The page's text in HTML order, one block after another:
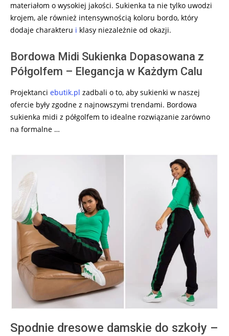
materiałom o wysokiej jakości. Sukienka ta nie tylko uwodzi
krojem, ale również intensywnością koloru bordo, który
dodaje charakteru i klasy niezależnie od okazji.
Bordowa Midi Sukienka Dopasowana z
Półgolfem – Elegancja w Każdym Calu
Projektanci ebutik.pl zadbali o to, aby sukienki w naszej
ofercie były zgodne z najnowszymi trendami. Bordowa
sukienka midi z półgolfem to idealne rozwiązanie zarówno
na formalne …
Spodnie dresowe damskie do szkoły –